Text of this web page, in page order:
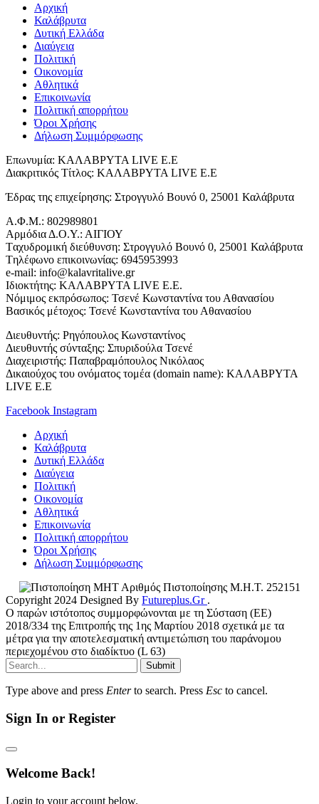
Αρχική
Καλάβρυτα
Δυτική Ελλάδα
Διαύγεια
Πολιτική
Οικονομία
Αθλητικά
Επικοινωνία
Πολιτική απορρήτου
Όροι Χρήσης
Δήλωση Συμμόρφωσης
Επωνυμία: ΚΑΛΑΒΡΥΤΑ LIVE Ε.Ε
Διακριτικός Τίτλος: ΚΑΛΑΒΡΥΤΑ LIVE E.E
Έδρας της επιχείρησης: Στρογγυλό Βουνό 0, 25001 Καλάβρυτα
Α.Φ.Μ.: 802989801
Αρμόδια Δ.Ο.Υ.: ΑΙΓΙΟΥ
Tαχυδρομική διεύθυνση: Στρογγυλό Βουνό 0, 25001 Καλάβρυτα
Tηλέφωνο επικοινωνίας: 6945953993
e-mail: info@kalavritalive.gr
Iδιοκτήτης: ΚΑΛΑΒΡΥΤΑ LIVE E.E.
Νόμιμος εκπρόσωπος: Τσενέ Κωνσταντίνα του Αθανασίου
Βασικός μέτοχος: Τσενέ Κωνσταντίνα του Αθανασίου
Διευθυντής: Ρηγόπουλος Κωνσταντίνος
Διευθυντής σύνταξης: Σπυριδούλα Τσενέ
Διαχειριστής: Παπαβραμόπουλος Νικόλαος
Δικαιούχος του ονόματος τομέα (domain name): ΚΑΛΑΒΡΥΤΑ
LIVE E.E
Facebook Instagram
Αρχική
Καλάβρυτα
Δυτική Ελλάδα
Διαύγεια
Πολιτική
Οικονομία
Αθλητικά
Επικοινωνία
Πολιτική απορρήτου
Όροι Χρήσης
Δήλωση Συμμόρφωσης
Αριθμός Πιστοποίησης Μ.Η.Τ. 252151
Copyright 2024 Designed By Futureplus.Gr .
Ο παρών ιστότοπος συμμορφώνονται με τη Σύσταση (ΕΕ)
2018/334 της Επιτροπής της 1ης Μαρτίου 2018 σχετικά με τα
μέτρα για την αποτελεσματική αντιμετώπιση του παράνομου
περιεχομένου στο διαδίκτυο (L 63)
Submit
Type above and press Enterto search. Press Esc to cancel.
Sign In or Register
Welcome Back!
Login to your account below.